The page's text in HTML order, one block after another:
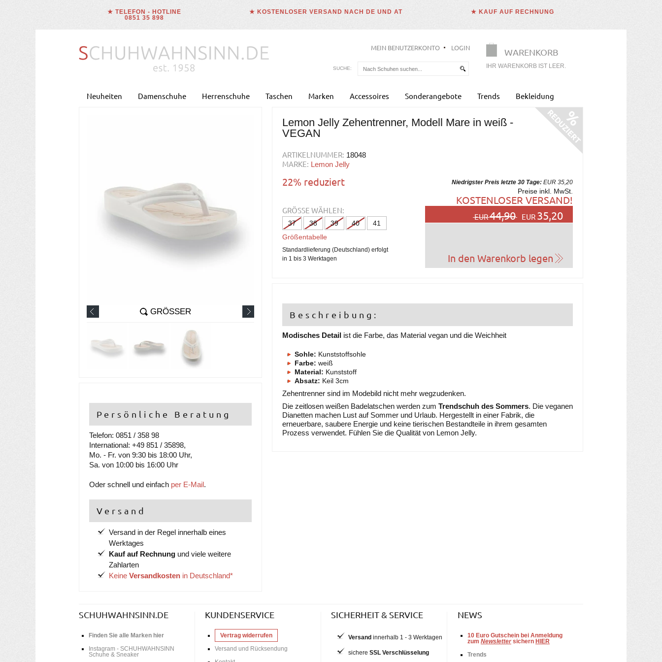
★ TELEFON - HOTLINE
0851 35 898
★ KOSTENLOSER VERSAND NACH DE UND AT ★ KAUF AUF RECHNUNG
WARENKORB
IHR WARENKORB IST LEER.
MEIN BENUTZERKONTO LOGIN
SUCHE:
Neuheiten Damenschuhe Herrenschuhe Taschen Marken Accessoires Sonderangebote Trends Bekleidung
GRÖSSER
Persönliche Beratung
Telefon: 0851 / 358 98
International: +49 851 / 35898,
Mo. - Fr. von 9:30 bis 18:00 Uhr,
Sa. von 10:00 bis 16:00 Uhr
Oder schnell und einfach per E-Mail.
Versand
Versand in der Regel innerhalb eines
Werktages
Kauf auf Rechnung und viele weitere
Zahlarten
Keine Versandkosten in Deutschland*
Lemon Jelly Zehentrenner, Modell Mare in weiß -
VEGAN
ARTIKELNUMMER: 18048
MARKE: Lemon Jelly
22% reduziert Niedrigster Preis letzte 30 Tage: EUR 35,20
Preise inkl. MwSt.
KOSTENLOSER VERSAND!
GRÖSSE WÄHLEN:
37 38 39 40
41
Größentabelle
Standardlieferung (Deutschland) erfolgt
in 1 bis 3 Werktagen
EUR44,90 EUR 35,20
Beschreibung:
Modisches Detail ist die Farbe, das Material vegan und die Weichheit
Sohle: Kunststoffsohle
Farbe: weiß
Material: Kunststoff
Absatz: Keil 3cm
Zehentrenner sind im Modebild nicht mehr wegzudenken.
Die zeitlosen weißen Badelatschen werden zum Trendschuh des Sommers. Die veganen
Dianetten machen Lust auf Sommer und Urlaub. Hergestellt in einer Fabrik, die
erneuerbare, saubere Energie und keine tierischen Bestandteile in ihrem gesamten
Prozess verwendet. Fühlen Sie die Qualität von Lemon Jelly.
SCHUHWAHNSINN.DE
Finden Sie alle Marken hier
Instagram - SCHUHWAHNSINN
Schuhe & Sneaker
KUNDENSERVICE
Vertrag widerrufen
Versand und Rücksendung
SICHERHEIT & SERVICE
Versand innerhalb 1 - 3 Werktagen
sichere SSL Verschlüsselung
NEWS
10 Euro Gutschein bei Anmeldung
zum Newsletter sichern HIER
Trends